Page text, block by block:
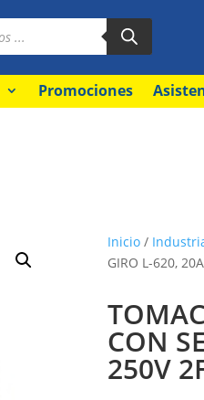
Promociones
Inicio/
GIRO L-620,
CON
250V